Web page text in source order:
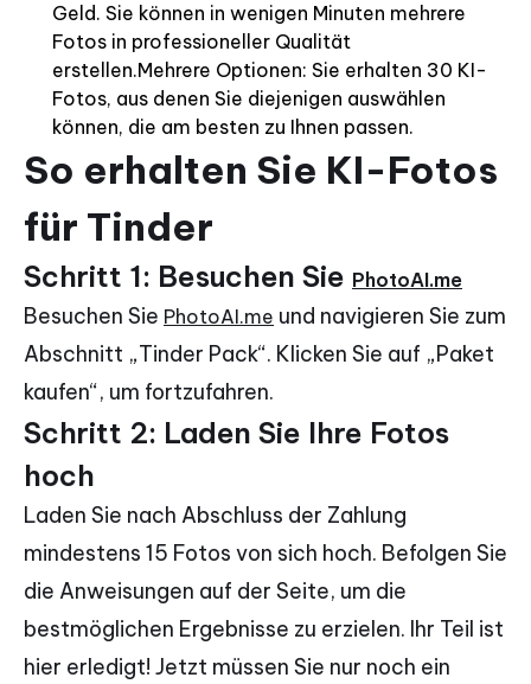
Geld. Sie können in wenigen Minuten mehrere
Fotos in professioneller Qualität
erstellen.Mehrere Optionen: Sie erhalten 30 KI-
Fotos, aus denen Sie diejenigen auswählen
können, die am besten zu Ihnen passen.
So erhalten Sie KI-Fotos
für Tinder
Schritt 1: Besuchen Sie PhotoAI.me
Besuchen Sie PhotoAI.me und navigieren Sie zum
Abschnitt „Tinder Pack“. Klicken Sie auf „Paket
kaufen“, um fortzufahren.
Schritt 2: Laden Sie Ihre Fotos
hoch
Laden Sie nach Abschluss der Zahlung
mindestens 15 Fotos von sich hoch. Befolgen Sie
die Anweisungen auf der Seite, um die
bestmöglichen Ergebnisse zu erzielen. Ihr Teil ist
hier erledigt! Jetzt müssen Sie nur noch ein